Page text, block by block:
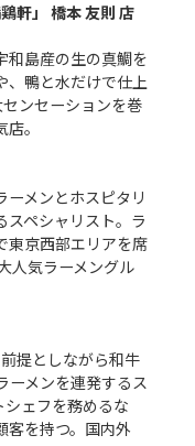
軒」 橋本 友則 店
和島産の生の真鯛を
、鴨と水だけで仕上
ンセーションを巻
。
ーメンとホスピタリ
スペシャリスト。ラ
東京西部エリアを席
人気ラーメングル
提としながら和牛
ーメンを連発するス
ェフを務めるな
客を持つ。国内外